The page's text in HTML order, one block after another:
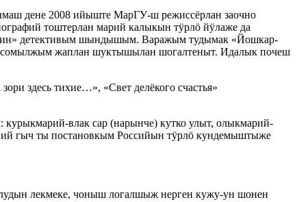
дене 2008 ийыште МарГУ-ш режиссёрлан заочно
тоштерлан марий калыкын тӱрлӧ йӱлаже да
детективым шындышым. Варажым тудымак «Йошкар-
сомылжым жаплан шуктышылан шогалтеныт. Идалык почеш
здесь тихие…», «Свет делёкого счастья»
влак сар (нарынче) кутко улыт, олыкмарий-
гыч ты постановкым Российын тӱрлӧ кундемыштыже
лекмеке, чоныш логалшыж нерген кужу-ун шонен